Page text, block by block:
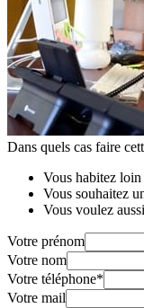
Dans quels cas faire
Vous habitez
Vous souhaitez
Vous voulez
Votre prénom
Votre nom
Votre téléphone*
Votre mail